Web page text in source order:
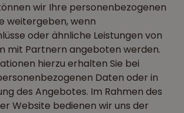
wir Ihre personenbezogenen
weitergeben, wenn
oder ähnliche Leistungen von
mit Partnern angeboten werden.
hierzu erhalten Sie bei
Daten oder in
des Angebotes. Im Rahmen des
Website bedienen wir uns der